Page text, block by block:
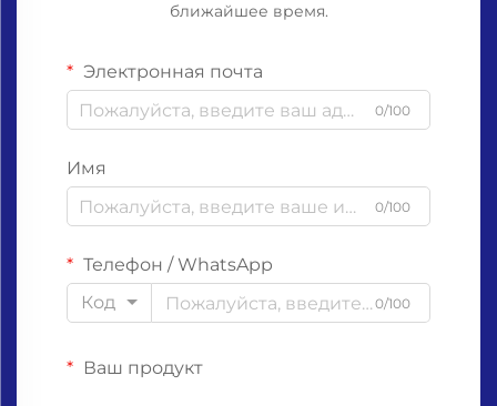
ближайшее время.
Электронная почта
0/100
Имя
0/100
Телефон / WhatsApp
Код
0/100
Ваш продукт